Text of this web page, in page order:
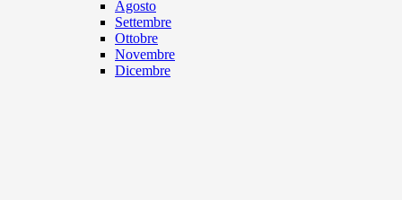
Agosto
Settembre
Ottobre
Novembre
Dicembre